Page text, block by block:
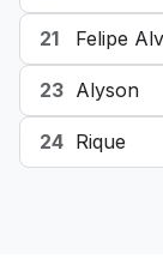
21 Felipe
23 Alyson
24 Rique